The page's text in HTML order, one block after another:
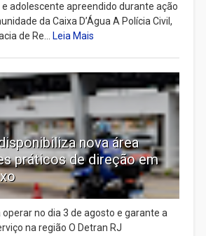
adolescente apreendido durante ação
da Caixa D’Água A Polícia Civil,
de Re... Leia Mais
nova área
práticos de direção em
operar no dia 3 de agosto e garante a
na região O Detran RJ